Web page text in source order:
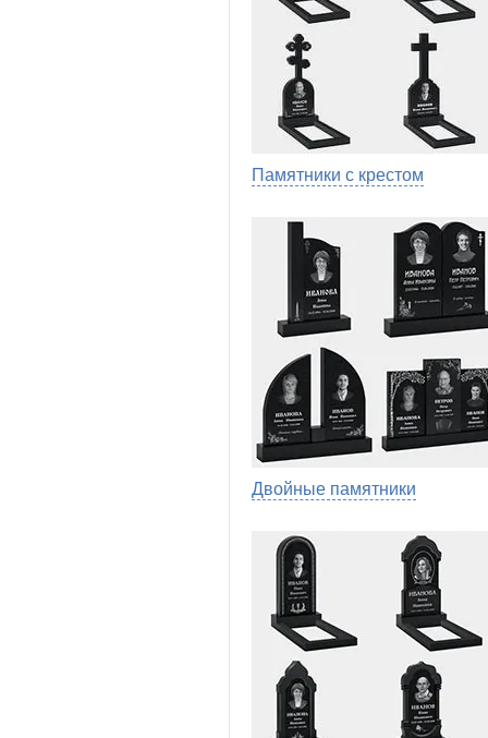
Памятники с крестом
Двойные памятники